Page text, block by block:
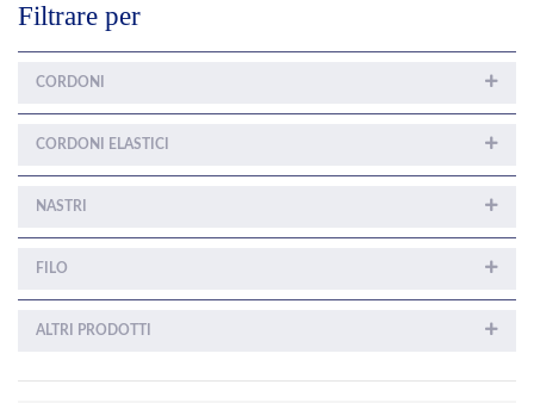
Filtrare per
CORDONI
CORDONI ELASTICI
NASTRI
FILO
ALTRI PRODOTTI